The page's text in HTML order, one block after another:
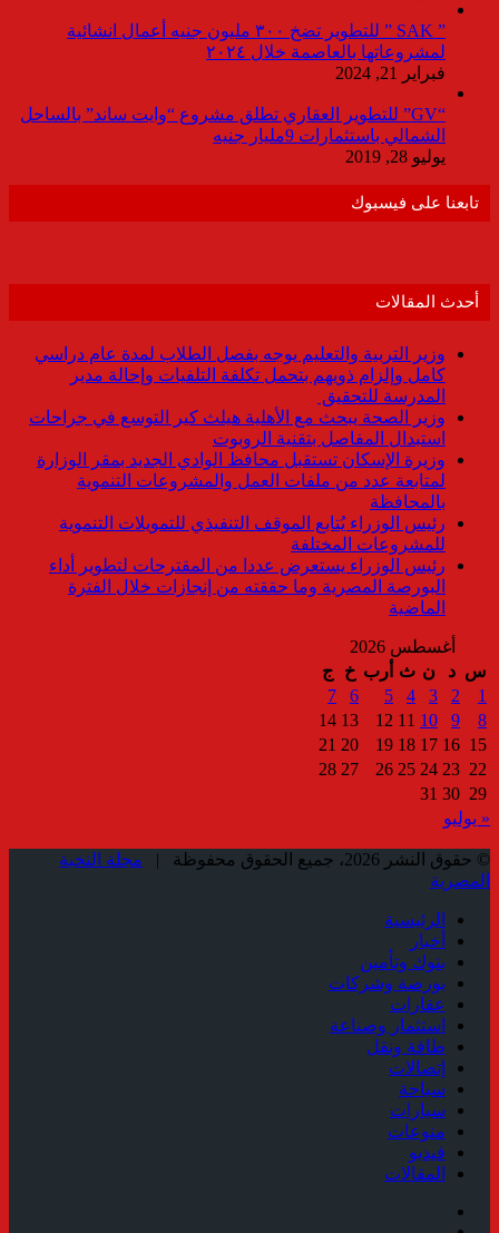
” SAK ” للتطوير تضخ ٣٠٠ مليون جنيه أعمال انشائية
لمشروعاتها بالعاصمة خلال ٢٠٢٤
فبراير 21, 2024
“GV” للتطوير العقاري تطلق مشروع “وايت ساند” بالساحل
الشمالي باستثمارات 9مليار جنيه
يوليو 28, 2019
تابعنا على فيسبوك
أحدث المقالات
وزير التربية والتعليم يوجه بفصل الطلاب لمدة عام دراسي
كامل وإلزام ذويهم بتحمل تكلفة التلفيات وإحالة مدير
المدرسة للتحقيق
وزير الصحة يبحث مع الأهلية هيلث كير التوسع في جراحات
استبدال المفاصل بتقنية الروبوت
وزيرة الإسكان تستقبل محافظ الوادي الجديد بمقر الوزارة
لمتابعة عدد من ملفات العمل والمشروعات التنموية
بالمحافظة
رئيس الوزراء يُتابع الموقف التنفيذي للتمويلات التنموية
للمشروعات المختلفة
رئيس الوزراء يستعرض عددا من المقترحات لتطوير أداء
البورصة المصرية وما حققته من إنجازات خلال الفترة
الماضية
أغسطس 2026
س د ن ث أرب خ
ج
1
2
3
4
5
6
7
8
9
10
11
12
13
14
15
16
17
18
19
20
21
22
23
24
25
26
27
28
29
30
31
« يوليو
© حقوق النشر 2026، جميع الحقوق محفوظة |
مجلة النخبة
المصرية
الرئيسية
أخبار
بنوك وتأمين
بورصة وشركات
عقارات
استثمار وصناعة
طاقة ونقل
إتصالات
سياحة
سيارات
منوعات
فيديو
المقالات